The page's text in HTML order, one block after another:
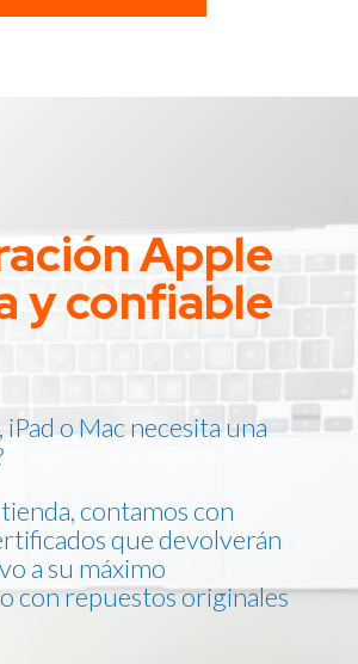
Apple
y confiable
iPad o Mac necesita una
contamos con
que devolverán
a su máximo
con repuestos originales